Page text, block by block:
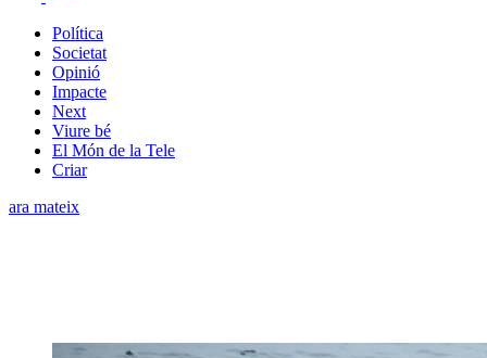
Política
Societat
Opinió
Impacte
Next
Viure bé
El Món de la Tele
Criar
ara mateix